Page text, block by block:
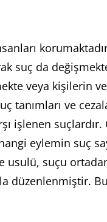
suç da
veya kişilerin
ve
işlenen
eylemin suç
usulü, suçu
düzenlenmiştir.